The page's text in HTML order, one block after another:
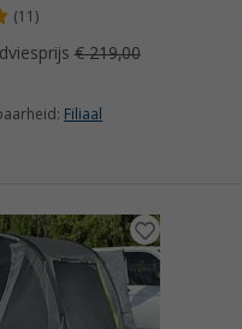
(11)
€ 219,00
Filiaal